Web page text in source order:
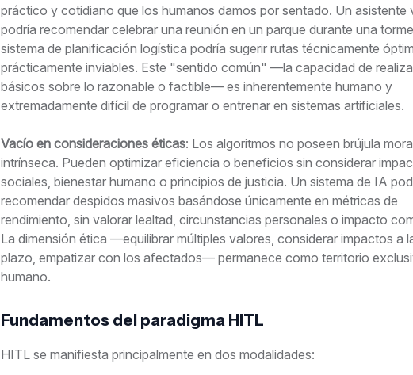
práctico y cotidiano que los humanos damos por sentado. Un asistente
podría recomendar celebrar una reunión en un parque durante una
sistema de planificación logística podría sugerir rutas técnicamente
prácticamente inviables. Este "sentido común" —la capacidad de
básicos sobre lo razonable o factible— es inherentemente humano y
extremadamente difícil de programar o entrenar en sistemas artificiales.
Vacío en consideraciones éticas: Los algoritmos no poseen brújula
intrínseca. Pueden optimizar eficiencia o beneficios sin considerar
sociales, bienestar humano o principios de justicia. Un sistema de IA
recomendar despidos masivos basándose únicamente en métricas de
rendimiento, sin valorar lealtad, circunstancias personales o impacto
La dimensión ética —equilibrar múltiples valores, considerar impactos a
plazo, empatizar con los afectados— permanece como territorio
humano.
Fundamentos del paradigma HITL
HITL se manifiesta principalmente en dos modalidades: